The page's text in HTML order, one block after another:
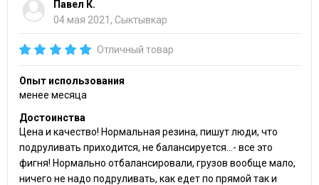
Павел К.
04 мая 2021, Сыктывкар
Отличный товар
Опыт использования
менее месяца
Достоинства
Цена и качество! Нормальная резина, пишут люди, что
подруливать приходится, не балансируется...- все это
фигня! Нормально отбалансировали, грузов вообще мало,
ничего не надо подруливать, как едет по прямой так и